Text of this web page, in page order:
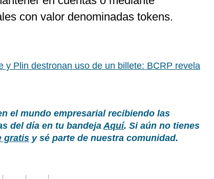
con valor denominadas tokens.
y Plin destronan uso de un billete: BCRP revela
el mundo empresarial recibiendo las
del día en tu bandejaAquí. Si aún no tienes
gratis y sé parte de nuestra comunidad.